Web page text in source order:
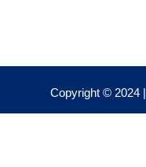
Copyright © 2024 |